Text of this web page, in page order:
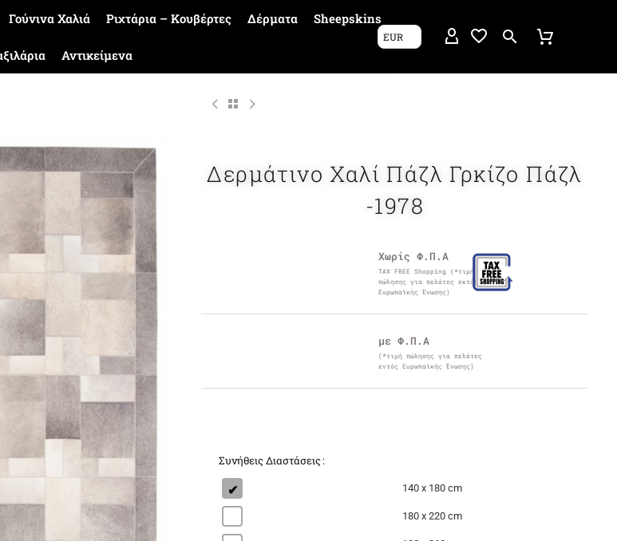
Γούνινα Χαλιά Ριχτάρια – Κουβέρτες Δέρματα Sheepskins
Αντικείμενα
EUR
Δερμάτινο Χαλί Πάζλ Γρκίζο Πάζλ
-1978
Χωρίς Φ.Π.Α
TAX FREE Shopping (*τιμή
πώλησης για πελάτες εκτός
Ευρωπαϊκής Ένωσης)
με Φ.Π.Α
(*τιμή πώλησης για πελάτες
εντός Ευρωπαϊκής Ένωσης)
Συνήθεις Διαστάσεις
140 x 180 cm
180 x 220 cm